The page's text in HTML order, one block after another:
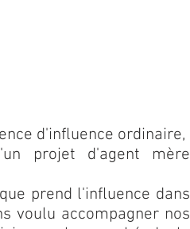
d'influence ordinaire,
projet d'agent mère
prend l'influence dans
voulu accompagner nos